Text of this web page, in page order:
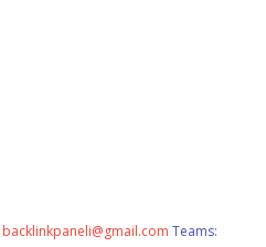
backlinkpaneli@gmail.com Teams: